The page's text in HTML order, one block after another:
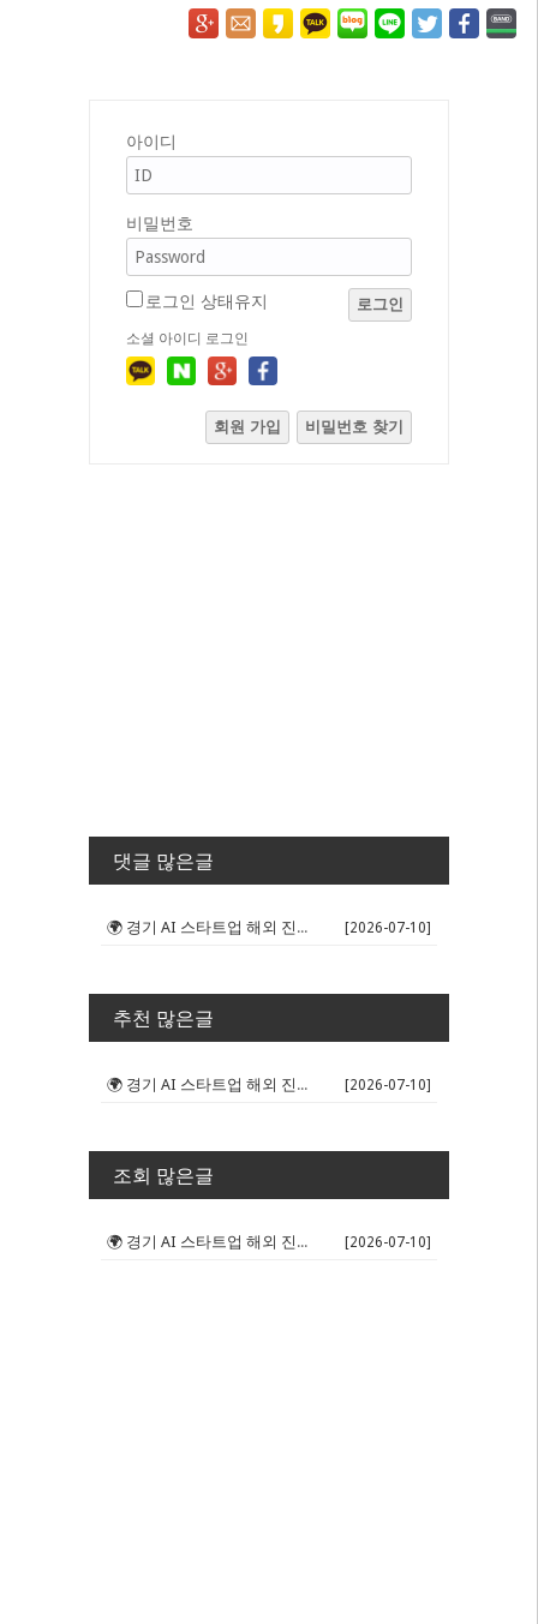
아이디
비밀번호
로그인 상태유지 로그인
소셜 아이디 로그인
회원 가입 비밀번호 찾기
댓글 많은글
🌍 경기 AI 스타트업 해외 진출 판... [2026-07-10]
추천 많은글
🌍 경기 AI 스타트업 해외 진출 판... [2026-07-10]
조회 많은글
🌍 경기 AI 스타트업 해외 진출 판... [2026-07-10]